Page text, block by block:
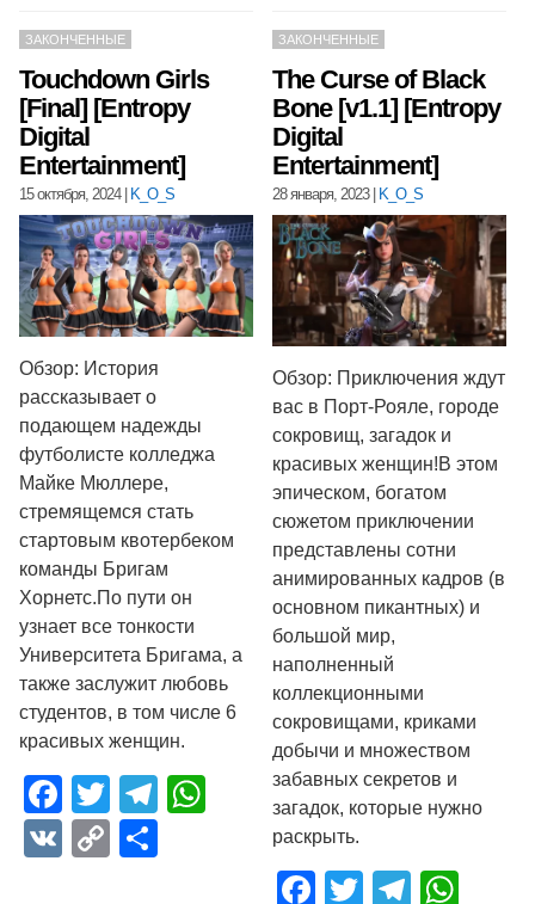
ЗАКОНЧЕННЫЕ
Touchdown Girls
[Final] [Entropy
Digital
Entertainment]
15 октября, 2024| K_O_S
Обзор: История
рассказывает о
подающем надежды
футболисте колледжа
Майке Мюллере,
стремящемся стать
стартовым квотербеком
команды Бригам
Хорнетс.По пути он
узнает все тонкости
Университета Бригама, а
также заслужит любовь
студентов, в том числе 6
красивых женщин.​
Facebook
TwitterTelegram
WhatsApp
VK CopyОтправить
ЗАКОНЧЕННЫЕ
The Curse of Black
Bone [v1.1] [Entropy
Digital
Entertainment]
28 января, 2023| K_O_S
Обзор: Приключения ждут
вас в Порт-Рояле, городе
сокровищ, загадок и
красивых женщин!В этом
эпическом, богатом
сюжетом приключении
представлены сотни
анимированных кадров (в
основном пикантных) и
большой мир,
наполненный
коллекционными
сокровищами, криками
добычи и множеством
забавных секретов и
загадок, которые нужно
раскрыть.​
Facebook
Twitter